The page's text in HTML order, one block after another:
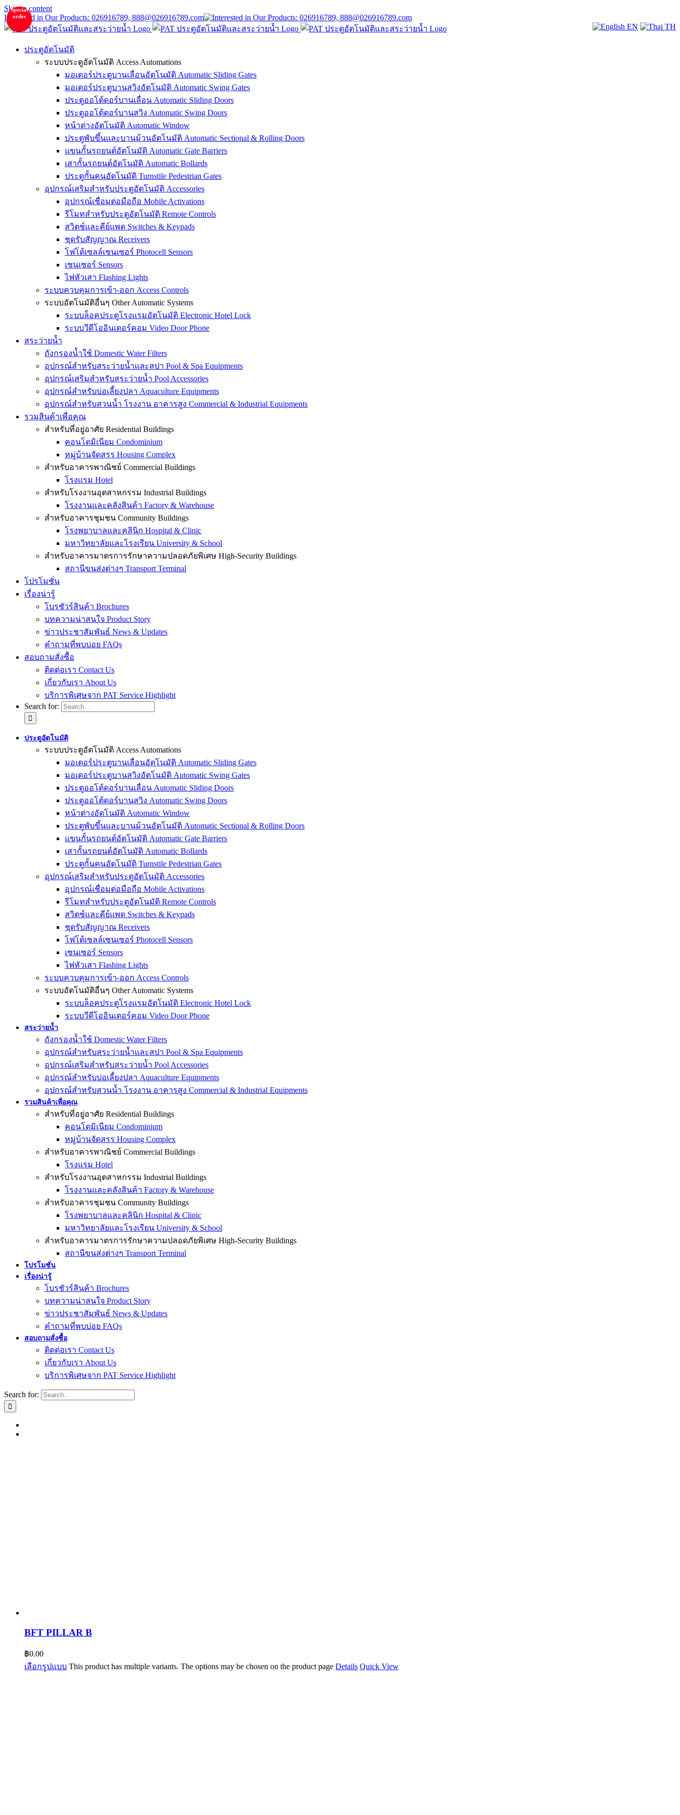
Skip to content
Interested in Our Products: 026916789, 888@026916789.com
EN
TH
ประตูอัตโนมัติ
ระบบประตูอัตโนมัติ Access Automations
มอเตอร์ประตูบานเลื่อนอัตโนมัติ Automatic Sliding Gates
มอเตอร์ประตูบานสวิงอัตโนมัติ Automatic Swing Gates
ประตูออโต้ดอร์บานเลื่อน Automatic Sliding Doors
ประตูออโต้ดอร์บานสวิง Automatic Swing Doors
หน้าต่างอัตโนมัติ Automatic Window
ประตูพับขึ้นและบานม้วนอัตโนมัติ Automatic Sectional & Rolling Doors
แขนกั้นรถยนต์อัตโนมัติ Automatic Gate Barriers
เสากั้นรถยนต์อัตโนมัติ Automatic Bollards
ประตูกั้นคนอัตโนมัติ Turnstile Pedestrian Gates
อุปกรณ์เสริมสำหรับประตูอัตโนมัติ Accessories
อุปกรณ์เชื่อมต่อมือถือ Mobile Activations
รีโมทสำหรับประตูอัตโนมัติ Remote Controls
สวิตช์และคีย์แพด Switches & Keypads
ชุดรับสัญญาณ Receivers
โฟโต้เซลล์เซนเซอร์ Photocell Sensors
เซนเซอร์ Sensors
ไฟหัวเสา Flashing Lights
ระบบควบคุมการเข้า-ออก Access Controls
ระบบอัตโนมัติอื่นๆ Other Automatic Systems
ระบบล็อคประตูโรงเเรมอัตโนมัติ Electronic Hotel Lock
ระบบวีดีโออินเตอร์คอม Video Door Phone
สระว่ายน้ำ
ถังกรองน้ำใช้ Domestic Water Filters
อุปกรณ์สำหรับสระว่ายน้ำและสปา Pool & Spa Equipments
อุปกรณ์เสริมสำหรับสระว่ายน้ำ Pool Accessories
อุปกรณ์สำหรับบ่อเลี้ยงปลา Aquaculture Equipments
อุปกรณ์สำหรับสวนน้ำ โรงงาน อาคารสูง Commercial & Industrial Equipments
รวมสินค้าเพื่อคุณ
สำหรับที่อยู่อาศัย Residential Buildings
คอนโดมิเนียม Condominium
หมู่บ้านจัดสรร Housing Complex
สำหรับอาคารพาณิชย์ Commercial Buildings
โรงแรม Hotel
สำหรับโรงงานอุตสาหกรรม Industrial Buildings
โรงงานและคลังสินค้า Factory & Warehouse
สำหรับอาคารชุมชน Community Buildings
โรงพยาบาลและคลินิก Hospital & Clinic
มหาวิทยาลัยและโรงเรียน University & School
สำหรับอาคารมาตรการรักษาความปลอดภัยพิเศษ High-Security Buildings
สถานีขนส่งต่างๆ Transport Terminal
โปรโมชั่น
เรื่องน่ารู้
โบรชัวร์สินค้า Brochures
บทความน่าสนใจ Product Story
ข่าวประชาสัมพันธ์ News & Updates
คำถามที่พบบ่อย FAQs
สอบถามสั่งซื้อ
ติดต่อเรา Contact Us
เกี่ยวกับเรา About Us
บริการพิเศษจาก PAT Service Highlight
Search for:
ประตูอัตโนมัติ
ระบบประตูอัตโนมัติ Access Automations
มอเตอร์ประตูบานเลื่อนอัตโนมัติ Automatic Sliding Gates
มอเตอร์ประตูบานสวิงอัตโนมัติ Automatic Swing Gates
ประตูออโต้ดอร์บานเลื่อน Automatic Sliding Doors
ประตูออโต้ดอร์บานสวิง Automatic Swing Doors
หน้าต่างอัตโนมัติ Automatic Window
ประตูพับขึ้นและบานม้วนอัตโนมัติ Automatic Sectional & Rolling Doors
แขนกั้นรถยนต์อัตโนมัติ Automatic Gate Barriers
เสากั้นรถยนต์อัตโนมัติ Automatic Bollards
ประตูกั้นคนอัตโนมัติ Turnstile Pedestrian Gates
อุปกรณ์เสริมสำหรับประตูอัตโนมัติ Accessories
อุปกรณ์เชื่อมต่อมือถือ Mobile Activations
รีโมทสำหรับประตูอัตโนมัติ Remote Controls
สวิตช์และคีย์แพด Switches & Keypads
ชุดรับสัญญาณ Receivers
โฟโต้เซลล์เซนเซอร์ Photocell Sensors
เซนเซอร์ Sensors
ไฟหัวเสา Flashing Lights
ระบบควบคุมการเข้า-ออก Access Controls
ระบบอัตโนมัติอื่นๆ Other Automatic Systems
ระบบล็อคประตูโรงเเรมอัตโนมัติ Electronic Hotel Lock
ระบบวีดีโออินเตอร์คอม Video Door Phone
สระว่ายน้ำ
ถังกรองน้ำใช้ Domestic Water Filters
อุปกรณ์สำหรับสระว่ายน้ำและสปา Pool & Spa Equipments
อุปกรณ์เสริมสำหรับสระว่ายน้ำ Pool Accessories
อุปกรณ์สำหรับบ่อเลี้ยงปลา Aquaculture Equipments
อุปกรณ์สำหรับสวนน้ำ โรงงาน อาคารสูง Commercial & Industrial Equipments
รวมสินค้าเพื่อคุณ
สำหรับที่อยู่อาศัย Residential Buildings
คอนโดมิเนียม Condominium
หมู่บ้านจัดสรร Housing Complex
สำหรับอาคารพาณิชย์ Commercial Buildings
โรงแรม Hotel
สำหรับโรงงานอุตสาหกรรม Industrial Buildings
โรงงานและคลังสินค้า Factory & Warehouse
สำหรับอาคารชุมชน Community Buildings
โรงพยาบาลและคลินิก Hospital & Clinic
มหาวิทยาลัยและโรงเรียน University & School
สำหรับอาคารมาตรการรักษาความปลอดภัยพิเศษ High-Security Buildings
สถานีขนส่งต่างๆ Transport Terminal
โปรโมชั่น
เรื่องน่ารู้
โบรชัวร์สินค้า Brochures
บทความน่าสนใจ Product Story
ข่าวประชาสัมพันธ์ News & Updates
คำถามที่พบบ่อย FAQs
สอบถามสั่งซื้อ
ติดต่อเรา Contact Us
เกี่ยวกับเรา About Us
บริการพิเศษจาก PAT Service Highlight
Search for:
Special
order
BFT PILLAR B
฿0.00
เลือกรูปแบบ This product has multiple variants. The options may be chosen on the product page Details Quick View
Special
order
Special
order
Special
order
Special
order
Special
order
Special
order
Special
order